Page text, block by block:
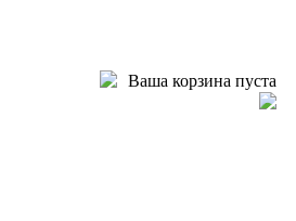
Ваша корзина пуста